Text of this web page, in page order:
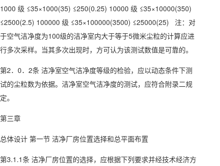
1000 级 ≤35×1000(35) ≤250(0.25) 10000 级 ≤35×10000(350)
≤2500(2.5) 100000 级 ≤35×100000(3500) ≤25000(25) 注：对
于空气洁净度为100级的洁净室内大于等于5微米尘粒的计算应进
行多次采样。当其多次出现时，方可认为该测试数值是可靠的。
第2．0．2条 洁净室空气洁净度等级的检验，应以动态条件下测
试的尘粒数为依据。洁净室空气洁净度的测试，应符合附录二规
定。
第三章
总体设计 第一节 洁净厂房位置选择和总平面布置
第3.1.1条 洁净厂房位置的选择，应根据下列要求并经技术经济方